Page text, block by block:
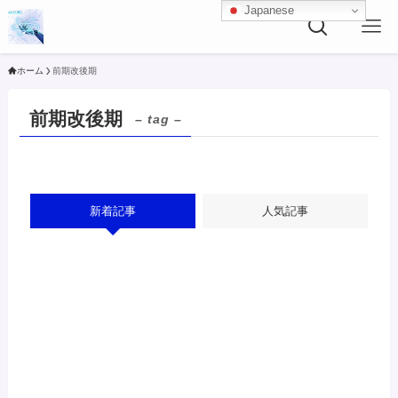
ホーム 前期改後期
前期改後期 – tag –
新着記事 人気記事
Japanese